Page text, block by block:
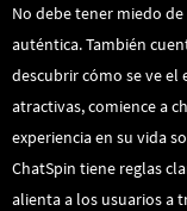
No debe tener miedo
auténtica. También
descubrir cómo se ve
atractivas, comience a
experiencia en su vida
ChatSpin tiene reglas
alienta a los usuarios a